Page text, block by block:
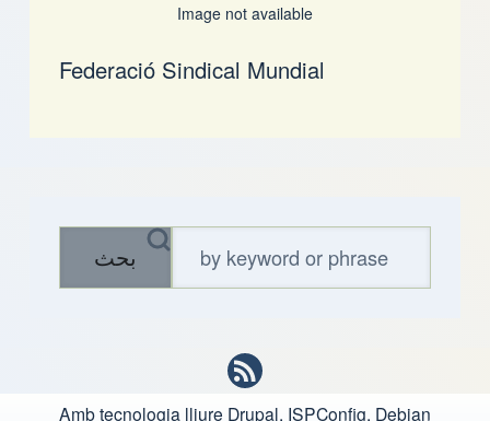
Image not available
Federació Sindical Mundial
بحث
Amb tecnologia lliure Drupal, ISPConfig, Debian